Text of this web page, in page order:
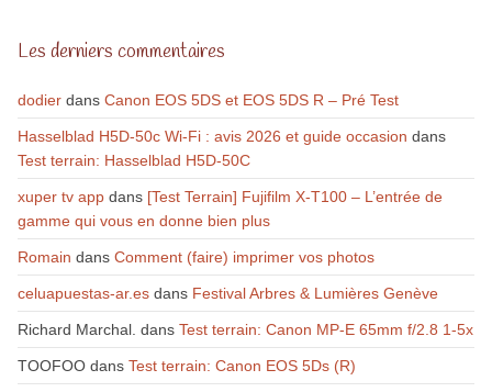
Les derniers commentaires
dodierdans Canon EOS 5DS et EOS 5DS R – Pré Test
Hasselblad H5D-50c Wi-Fi : avis 2026 et guide occasion dans
Test terrain: Hasselblad H5D-50C
xuper tv appdans [Test Terrain] Fujifilm X-T100 – L’entrée de
gamme qui vous en donne bien plus
Romain dans Comment (faire) imprimer vos photos
celuapuestas-ar.esdans Festival Arbres & Lumières Genève
Richard Marchal. dans Test terrain: Canon MP-E 65mm f/2.8 1-5x
TOOFOOdans Test terrain: Canon EOS 5Ds (R)